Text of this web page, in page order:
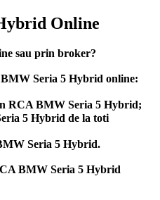
Online
sau prin broker?
Seria 5 Hybrid online:
RCA BMW Seria 5 Hybrid;
5 Hybrid de la toti
Seria 5 Hybrid.
BMW Seria 5 Hybrid